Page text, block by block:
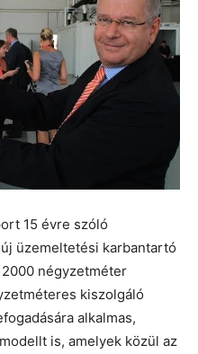
15 évre szóló
üzemeltetési karbantartó
négyzetméter
kiszolgáló
alkalmas,
is, amelyek közül az